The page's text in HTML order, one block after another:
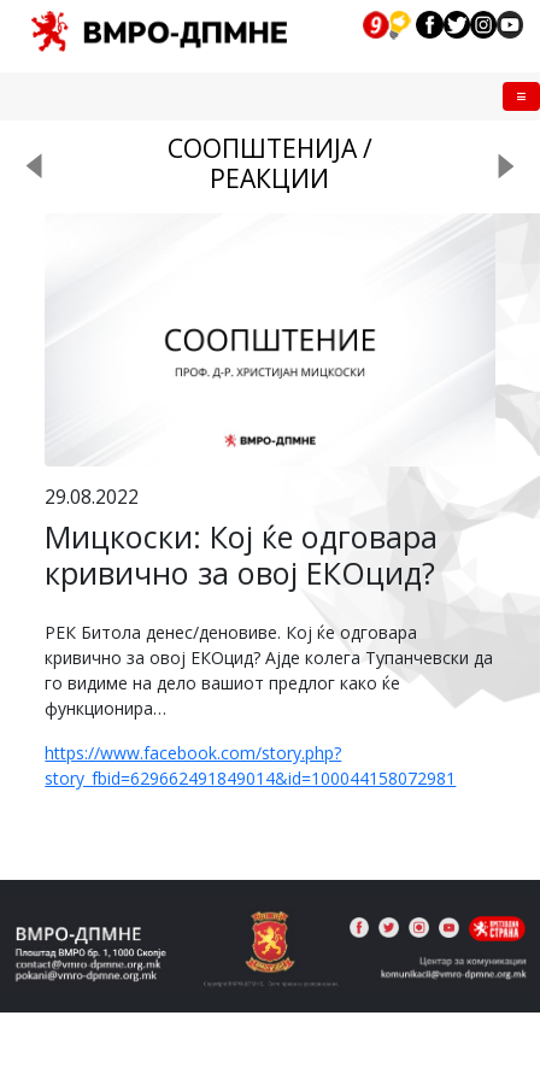
СООПШТЕНИЈА /
РЕАКЦИИ
29.08.2022
Мицкоски: Кој ќе одговара
кривично за овој ЕКОцид?
РЕК Битола денес/деновиве. Кој ќе одговара
кривично за овој ЕКОцид? Ајде колега Тупанчевски да
го видиме на дело вашиот предлог како ќе
функционира…
https://www.facebook.com/story.php?
story_fbid=629662491849014&id=100044158072981